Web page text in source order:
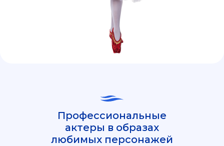
Профессиональные
актеры в образах
любимых персонажей